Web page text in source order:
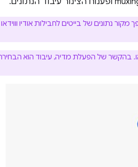
נתונים של בייטים לחבילות אודיו וווידאו
בהקשר של הפעלת מדיה, עיבוד הוא